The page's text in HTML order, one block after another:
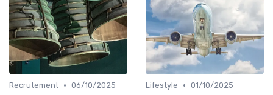
Recrutement • 06/10/2025
Lifestyle • 01/10/2025